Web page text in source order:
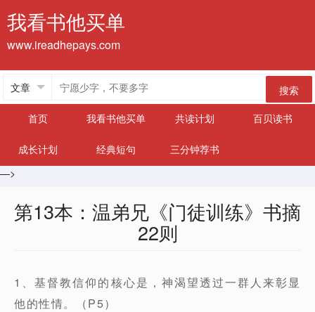
我看书他买单
www.ireadhepays.com
搜索
首页
我看书他买单 共读计划 百贝读书
成长计划 经典短句
三分钟荐书
—>
第13本：温弟兄《门徒训练》书摘
22则
1、基督教信仰的核心是，神渴望透过一群人来彰显
他的性情。（P5）